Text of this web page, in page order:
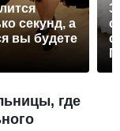
секунд, а
вы будете
где